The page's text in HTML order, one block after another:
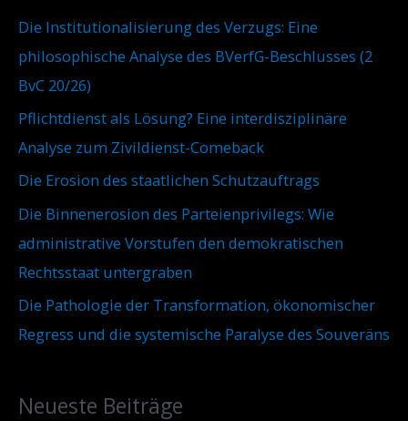
a
c
h
:
Die Institutionalisierung des Verzugs: Eine
philosophische Analyse des BVerfG-Beschlusses (2
BvC 20/26)
Pflichtdienst als Lösung? Eine interdisziplinäre
Analyse zum Zivildienst-Comeback
Die Erosion des staatlichen Schutzauftrags
Die Binnenerosion des Parteienprivilegs: Wie
administrative Vorstufen den demokratischen
Rechtsstaat untergraben
Die Pathologie der Transformation, ökonomischer
Regress und die systemische Paralyse des Souveräns
Neueste Beiträge
i
n